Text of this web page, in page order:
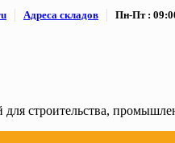
Адреса складов Пн-Пт :
для строительства,